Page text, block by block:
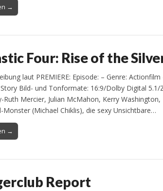
→
Four: Rise of the
laut PREMIERE: Episode: – Genre:
Bild- und Tonformate: 16:9/Dolby Digital
Ruth Mercier, Julian McMahon, Kerry
Monster (Michael Chiklis), die sexy Unsichtbare…
→
Report